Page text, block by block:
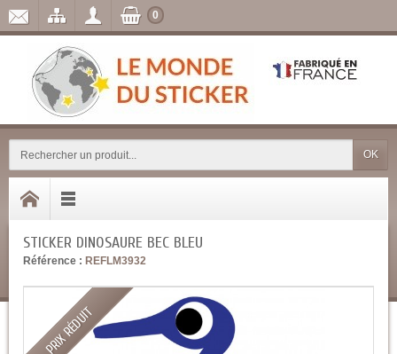
OK
0
STICKER DINOSAURE BEC BLEU
Référence : REFLM3932
PRIX RÉDUIT